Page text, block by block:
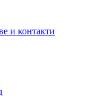
и контакти